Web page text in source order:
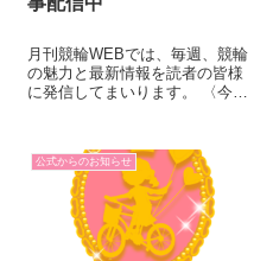
月刊競輪WEBでは、毎週、競輪
の魅力と最新情報を読者の皆様
に発信してまいります。 〈今週
松戸競輪場で開催されるナイタ
ーGIII開催。秋の夜に、33バンク
を激走し、優勝争いをす...
公式からのお知らせ